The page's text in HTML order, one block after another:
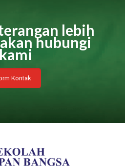
lebih
hubungi
kami
Kontak